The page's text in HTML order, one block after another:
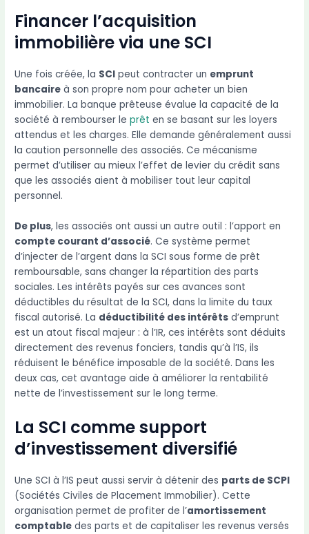
Financer l’acquisition
immobilière via une SCI
Une fois créée, la SCI peut contracter un emprunt
bancaire à son propre nom pour acheter un bien
immobilier. La banque prêteuse évalue la capacité de la
société à rembourser leprêt en se basant sur les loyers
attendus et les charges. Elle demande généralement aussi
la caution personnelle des associés. Ce mécanisme
permet d’utiliser au mieux l’effet de levier du crédit sans
que les associés aient à mobiliser tout leur capital
personnel.
De plus, les associés ont aussi un autre outil : l’apport en
compte courant d’associé. Ce système permet
d’injecter de l’argent dans la SCI sous forme de prêt
remboursable, sans changer la répartition des parts
sociales. Les intérêts payés sur ces avances sont
déductibles du résultat de la SCI, dans la limite du taux
fiscal autorisé. La déductibilité des intérêts d’emprunt
est un atout fiscal majeur : à l’IR, ces intérêts sont déduits
directement des revenus fonciers, tandis qu’à l’IS, ils
réduisent le bénéfice imposable de la société. Dans les
deux cas, cet avantage aide à améliorer la rentabilité
nette de l’investissement sur le long terme.
La SCI comme support
d’investissement diversifié
Une SCI à l’IS peut aussi servir à détenir des parts de SCPI
(Sociétés Civiles de Placement Immobilier). Cette
organisation permet de profiter de l’amortissement
comptable des parts et de capitaliser les revenus versés